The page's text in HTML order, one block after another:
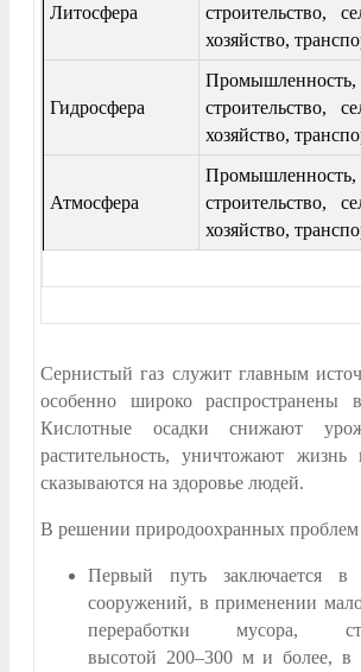
Литосфера
строительство,
хозяйство,
Гидросфера
Промышленность,
строительство,
хозяйство,
Атмосфера
Промышленность,
строительство,
хозяйство,
Сернистый газ служит главным
особенно широко
Кислотные осадки снижают
растительность, уничтожают
сказываются на здоровье людей.
В решении природоохранных
Первый путь заключается в
сооружений, в применении
переработки мусора,
высотой 200–300 ми более, в